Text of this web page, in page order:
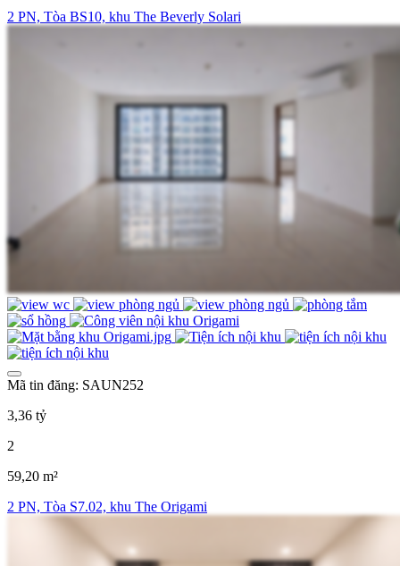
2 PN, Tòa BS10, khu The Beverly Solari
Mã tin đăng: SAUN252
3,36 tỷ
2
59,20 m²
2 PN, Tòa S7.02, khu The Origami